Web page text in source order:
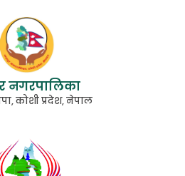
नगरपालिका
कोशी प्रदेश, नेपाल